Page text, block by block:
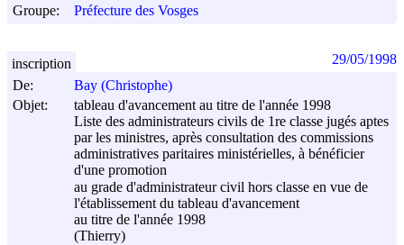
Groupe:
Préfecture des Vosges
De:
Bay (Christophe)
Objet:
tableau d'avancement au titre de l'année 1998
Liste des administrateurs civils de 1re classe jugés aptes
par les ministres, après consultation des commissions
administratives paritaires ministérielles, à bénéficier
d'une promotion
au grade d'administrateur civil hors classe en vue de
l'établissement du tableau d'avancement
au titre de l'année 1998
(Thierry)
inscription 29/05/1998